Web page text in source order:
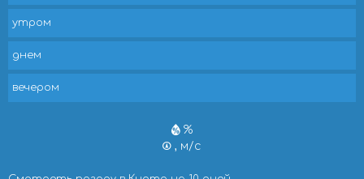
утром
днем
вечером
%
, м/с